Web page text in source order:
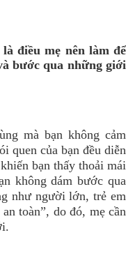
điều mẹ nên làm để
bước qua những giới
mà bạn không cảm
quen của bạn đều diễn
bạn thấy thoải mái
không dám bước qua
như người lớn, trẻ em
toàn”, do đó, mẹ cần